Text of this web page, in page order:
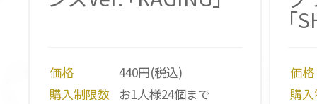
価格
440円(税込)
購入制限数
お1人様24個まで
｢
価格
購